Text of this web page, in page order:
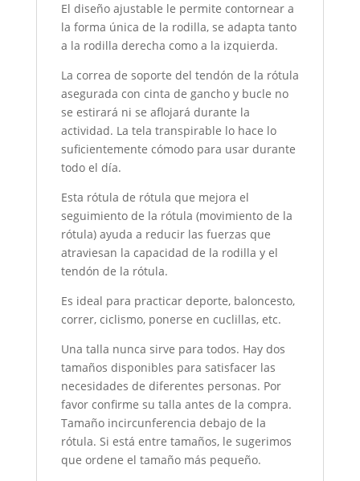
El diseño ajustable le permite contornear a
la forma única de la rodilla, se adapta tanto
a la rodilla derecha como a la izquierda.
La correa de soporte del tendón de la rótula
asegurada con cinta de gancho y bucle no
se estirará ni se aflojará durante la
actividad. La tela transpirable lo hace lo
suficientemente cómodo para usar durante
todo el día.
Esta rótula de rótula que mejora el
seguimiento de la rótula (movimiento de la
rótula) ayuda a reducir las fuerzas que
atraviesan la capacidad de la rodilla y el
tendón de la rótula.
Es ideal para practicar deporte, baloncesto,
correr, ciclismo, ponerse en cuclillas, etc.
Una talla nunca sirve para todos. Hay dos
tamaños disponibles para satisfacer las
necesidades de diferentes personas. Por
favor confirme su talla antes de la compra.
Tamaño incircunferencia debajo de la
rótula. Si está entre tamaños, le sugerimos
que ordene el tamaño más pequeño.